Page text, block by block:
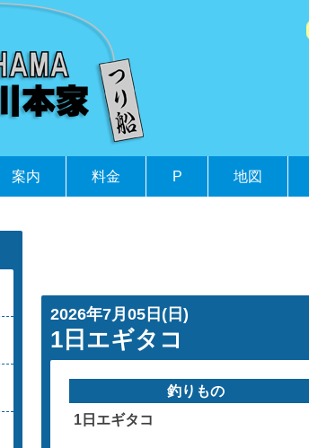
案内 料金 P 地図
2026年7月05日(日)
1日エギタコ
釣りもの
1日エギタコ